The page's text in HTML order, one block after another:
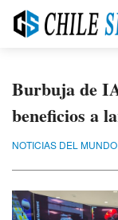
Burbuja de
beneficios a
NOTICIAS DEL MUNDO